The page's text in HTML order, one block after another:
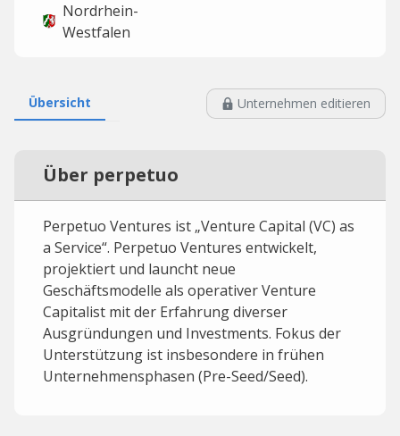
Nordrhein-
Westfalen
Übersicht Unternehmen editieren
Über perpetuo
Perpetuo Ventures ist „Venture Capital (VC) as
a Service“. Perpetuo Ventures entwickelt,
projektiert und launcht neue
Geschäftsmodelle als operativer Venture
Capitalist mit der Erfahrung diverser
Ausgründungen und Investments. Fokus der
Unterstützung ist insbesondere in frühen
Unternehmensphasen (Pre-Seed/Seed).